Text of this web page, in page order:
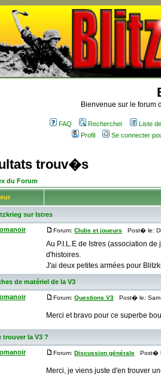
Bienvenue sur le forum
FAQ Rechercher
Liste
Profil
Se connecter
trouv�s
du Forum
sur Istres
Forum: Clubs et joueurs Post� le:
Au P.I.L.E de Istres (association
d'histoires.
J'ai deux petites armées pour
de matériel de la V3
Forum: Questions V3 Post� le:
Merci et bravo pour ce superbe
trouver la V3 ?
Forum: Discussion générale Post�
Merci, je viens juste d'en trouver